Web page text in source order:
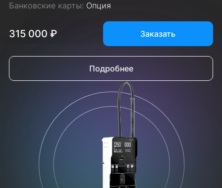
Банковские карты: Опция
315 000 ₽ Заказать
Подробнее